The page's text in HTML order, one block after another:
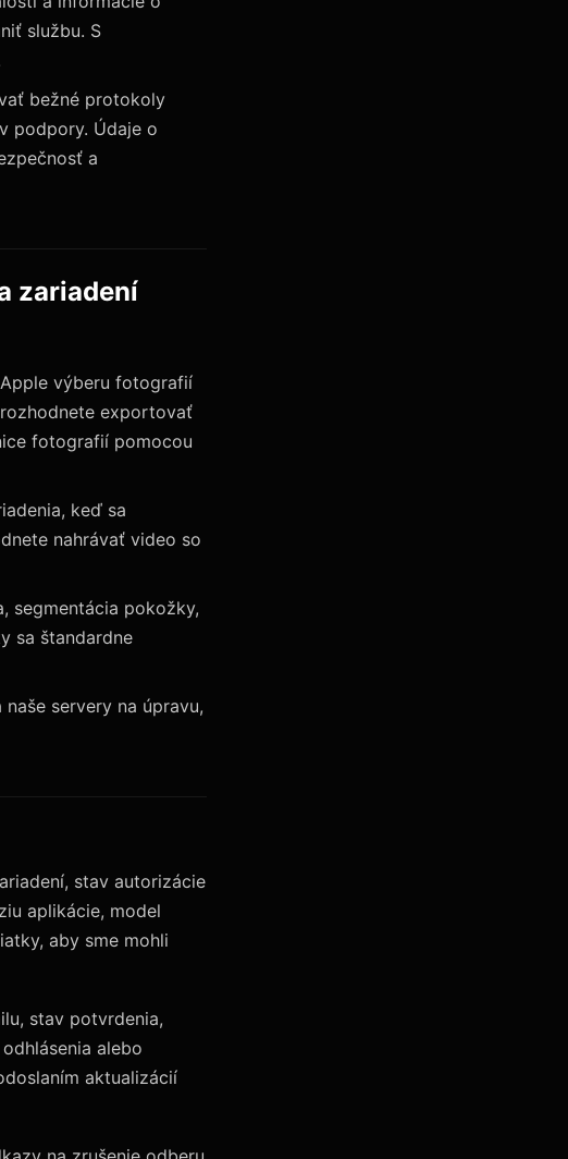
službu. S
bežné protokoly
podpory. Údaje o
a
zariadení
výberu fotografií
exportovať
fotografií pomocou
keď sa
nahrávať video so
segmentácia pokožky,
sa štandardne
servery na úpravu,
stav autorizácie
aplikácie, model
aby sme mohli
stav potvrdenia,
alebo
aktualizácií